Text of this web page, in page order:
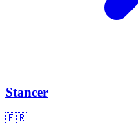
Stancer
🇫🇷